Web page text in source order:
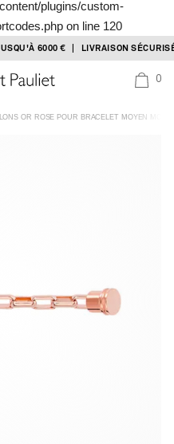
plugins/custom-
on line 120
6000 € | LIVRAISON SÉCURISÉE
0
OR ROSE POUR BRACELET MOYEN